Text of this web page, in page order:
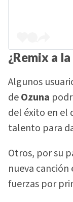
¿Remix a
Algunos
deOzuna
del éxito en el
talento para
Otros, por su
nueva
fuerzas por